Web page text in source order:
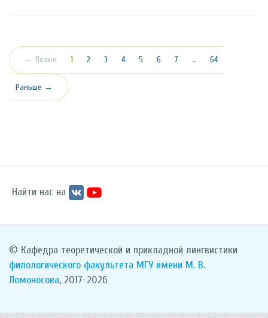
← Позже 1 (текущая)
2 3 4 5 6 7 … 64
Раньше →
Найти нас на
© Кафедра теоретической и прикладной лингвистики
филологического факультета МГУ имени М. В.
Ломоносова, 2017-2026